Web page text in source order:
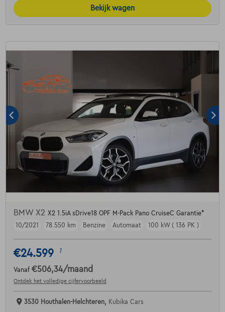
Bekijk wagen
BMW X2 X2 1.5iA sDrive18 OPF M-Pack Pano CruiseC Garantie*
10/2021
78.550 km Benzine Automaat 100 kW ( 136 PK )
€24.599 1
Vanaf €506,34/maand
Ontdek het volledige cijfervoorbeeld
3530 Houthalen-Helchteren, Kubika Cars